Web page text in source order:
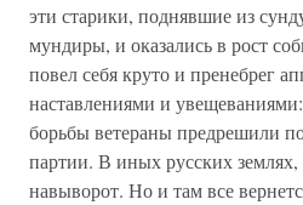
эти старики, поднявшие из
мундиры, и оказались в рост
повел себя круто и пренебрег
наставлениями и
борьбы ветераны предрешили
партии. В иных русских
навыворот. Но и там все